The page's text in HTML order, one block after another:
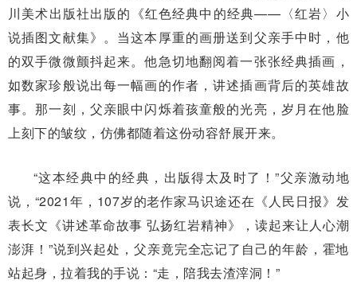
川美术出版社出版的《红色经典中的经典——〈红岩〉小
说插图文献集》。当这本厚重的画册送到父亲手中时，他
的双手微微颤抖起来。他急切地翻阅着一张张经典插画，
如数家珍般说出每一幅画的作者，讲述插画背后的英雄故
事。那一刻，父亲眼中闪烁着孩童般的光亮，岁月在他脸
上刻下的皱纹，仿佛都随着这份动容舒展开来。
“这本经典中的经典，出版得太及时了！”父亲激动地
说，“2021年，107岁的老作家马识途还在《人民日报》发
表长文《讲述革命故事 弘扬红岩精神》，读起来让人心潮
澎湃！”说到兴起处，父亲竟完全忘记了自己的年龄，霍地
站起身，拉着我的手说：“走，陪我去渣滓洞！”